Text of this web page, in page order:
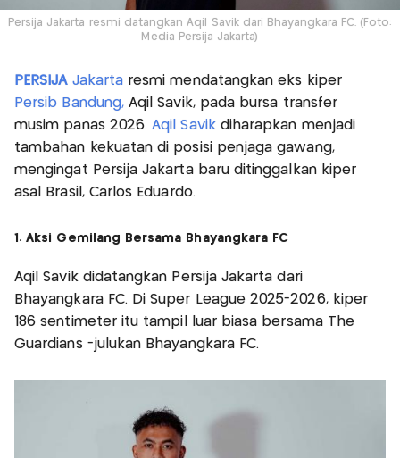
Persija Jakarta resmi datangkan Aqil Savik dari Bhayangkara FC. (Foto:
Media Persija Jakarta)
PERSIJA Jakartaresmi mendatangkan eks kiper
Persib Bandung,Aqil Savik, pada bursa transfer
musim panas 2026. Aqil Savik diharapkan menjadi
tambahan kekuatan di posisi penjaga gawang,
mengingat Persija Jakarta baru ditinggalkan kiper
asal Brasil, Carlos Eduardo.
1. Aksi Gemilang Bersama Bhayangkara FC
Aqil Savik didatangkan Persija Jakarta dari
Bhayangkara FC. Di Super League 2025-2026, kiper
186 sentimeter itu tampil luar biasa bersama The
Guardians -julukan Bhayangkara FC.